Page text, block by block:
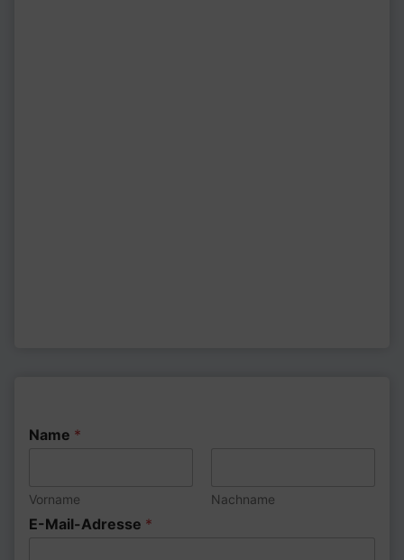
Name *
Vorname Nachname
E-Mail-Adresse *